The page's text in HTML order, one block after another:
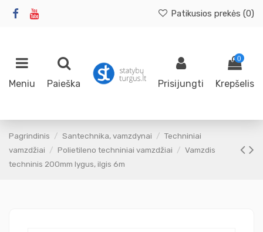
Patikusios prekės (0)
Meniu Paieška Prisijungti
0
Krepšelis
Pagrindinis Santechnika, vamzdynai
Techniniai
vamzdžiai
Polietileno techniniai vamzdžiai
Vamzdis
techninis 200mm lygus, ilgis 6m